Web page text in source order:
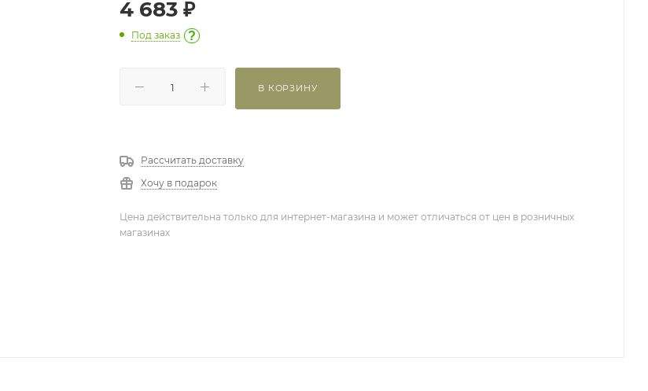
4 683 ₽
Под заказ ?
В КОРЗИНУ
Рассчитать доставку
Хочу в подарок
Цена действительна только для интернет-магазина и может отличаться от цен в розничных
магазинах